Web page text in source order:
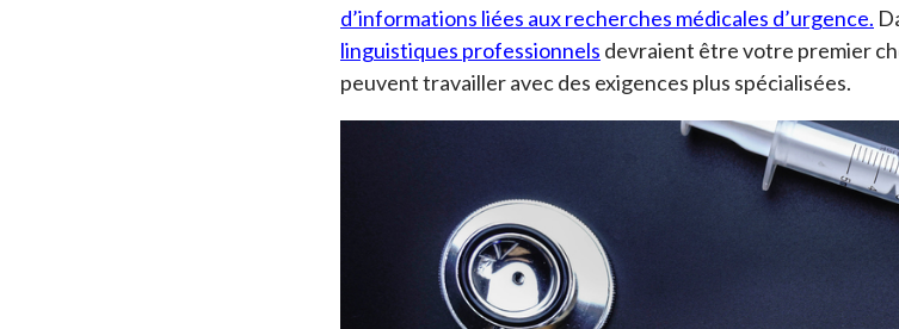
d’informations liées aux recherches médicales d’urgence.
linguistiques professionnels devraient être votre premier
peuvent travailler avec des exigences plus spécialisées.